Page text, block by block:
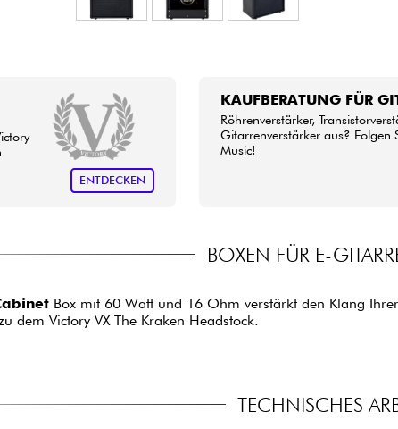
ENTDECKEN
KAUFBERATUNG FÜR
Röhrenverstärker,
Gitarrenverstärker aus? Folgen
Music!
BOXEN FÜR E-
Box mit 60 Watt und 16 Ohm verstärkt den Klang
dem Victory VX The Kraken Headstock.
TECHNISCHES